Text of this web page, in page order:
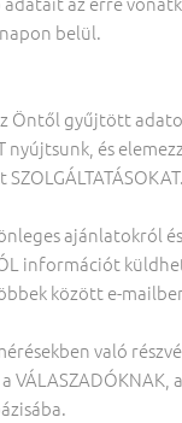
belül.
Öntől gyűjtött
nyújtsunk, és
ajánlatokról
információt
között e-
való
VÁLASZADÓKNAK,